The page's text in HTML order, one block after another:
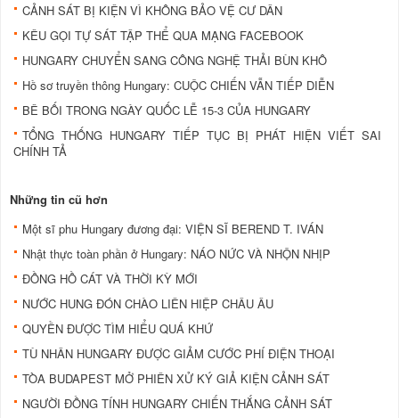
CẢNH SÁT BỊ KIỆN VÌ KHÔNG BẢO VỆ CƯ DÂN
KÊU GỌI TỰ SÁT TẬP THỂ QUA MẠNG FACEBOOK
HUNGARY CHUYỂN SANG CÔNG NGHỆ THẢI BÙN KHÔ
Hồ sơ truyền thông Hungary: CUỘC CHIẾN VẪN TIẾP DIỄN
BÊ BỐI TRONG NGÀY QUỐC LỄ 15-3 CỦA HUNGARY
TỔNG THỐNG HUNGARY TIẾP TỤC BỊ PHÁT HIỆN VIẾT SAI
CHÍNH TẢ
Những tin cũ hơn
Một sĩ phu Hungary đương đại: VIỆN SĨ BEREND T. IVÁN
Nhật thực toàn phần ở Hungary: NÁO NỨC VÀ NHỘN NHỊP
ĐỒNG HỒ CÁT VÀ THỜI KỲ MỚI
NƯỚC HUNG ĐÓN CHÀO LIÊN HIỆP CHÂU ÂU
QUYỀN ĐƯỢC TÌM HIỂU QUÁ KHỨ
TÙ NHÂN HUNGARY ĐƯỢC GIẢM CƯỚC PHÍ ĐIỆN THOẠI
TÒA BUDAPEST MỞ PHIÊN XỬ KÝ GIẢ KIỆN CẢNH SÁT
NGƯỜI ĐỒNG TÍNH HUNGARY CHIẾN THẮNG CẢNH SÁT